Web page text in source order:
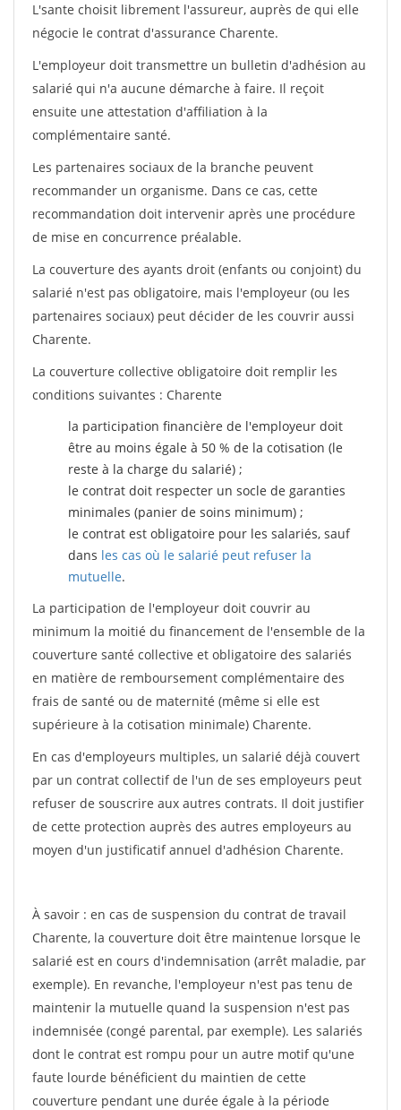
L'sante choisit librement l'assureur, auprès de qui elle
négocie le contrat d'assurance Charente.
L'employeur doit transmettre un bulletin d'adhésion au
salarié qui n'a aucune démarche à faire. Il reçoit
ensuite une attestation d'affiliation à la
complémentaire santé.
Les partenaires sociaux de la branche peuvent
recommander un organisme. Dans ce cas, cette
recommandation doit intervenir après une procédure
de mise en concurrence préalable.
La couverture des ayants droit (enfants ou conjoint) du
salarié n'est pas obligatoire, mais l'employeur (ou les
partenaires sociaux) peut décider de les couvrir aussi
Charente.
La couverture collective obligatoire doit remplir les
conditions suivantes : Charente
la participation financière de l'employeur doit
être au moins égale à 50 % de la cotisation (le
reste à la charge du salarié) ;
le contrat doit respecter un socle de garanties
minimales (panier de soins minimum) ;
le contrat est obligatoire pour les salariés, sauf
dans les cas où le salarié peut refuser la
mutuelle.
La participation de l'employeur doit couvrir au
minimum la moitié du financement de l'ensemble de la
couverture santé collective et obligatoire des salariés
en matière de remboursement complémentaire des
frais de santé ou de maternité (même si elle est
supérieure à la cotisation minimale) Charente.
En cas d'employeurs multiples, un salarié déjà couvert
par un contrat collectif de l'un de ses employeurs peut
refuser de souscrire aux autres contrats. Il doit justifier
de cette protection auprès des autres employeurs au
moyen d'un justificatif annuel d'adhésion Charente.
À savoir : en cas de suspension du contrat de travail
Charente, la couverture doit être maintenue lorsque le
salarié est en cours d'indemnisation (arrêt maladie, par
exemple). En revanche, l'employeur n'est pas tenu de
maintenir la mutuelle quand la suspension n'est pas
indemnisée (congé parental, par exemple). Les salariés
dont le contrat est rompu pour un autre motif qu'une
faute lourde bénéficient du maintien de cette
couverture pendant une durée égale à la période